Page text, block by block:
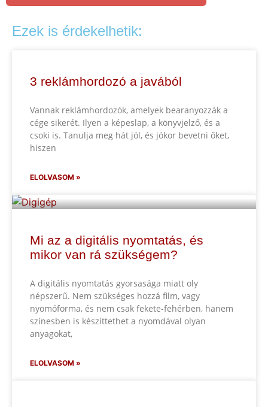
Ezek is érdekelhetik:
3 reklámhordozó a javából
Vannak reklámhordozók, amelyek bearanyozzák a
cége sikerét. Ilyen a képeslap, a könyvjelző, és a
csoki is. Tanulja meg hát jól, és jókor bevetni őket,
hiszen
ELOLVASOM »
Mi az a digitális nyomtatás, és
mikor van rá szükségem?
A digitális nyomtatás gyorsasága miatt oly
népszerű. Nem szükséges hozzá film, vagy
nyomóforma, és nem csak fekete-fehérben, hanem
színesben is készíttethet a nyomdával olyan
anyagokat,
ELOLVASOM »